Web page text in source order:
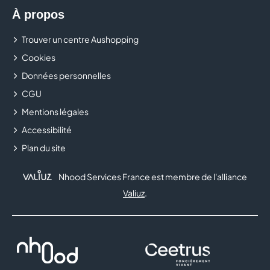
À propos
Trouver un centre Aushopping
Cookies
Données personnelles
CGU
Mentions légales
Accessibilité
Plan du site
Nhood Services France est membre de l'alliance
Valiuz.